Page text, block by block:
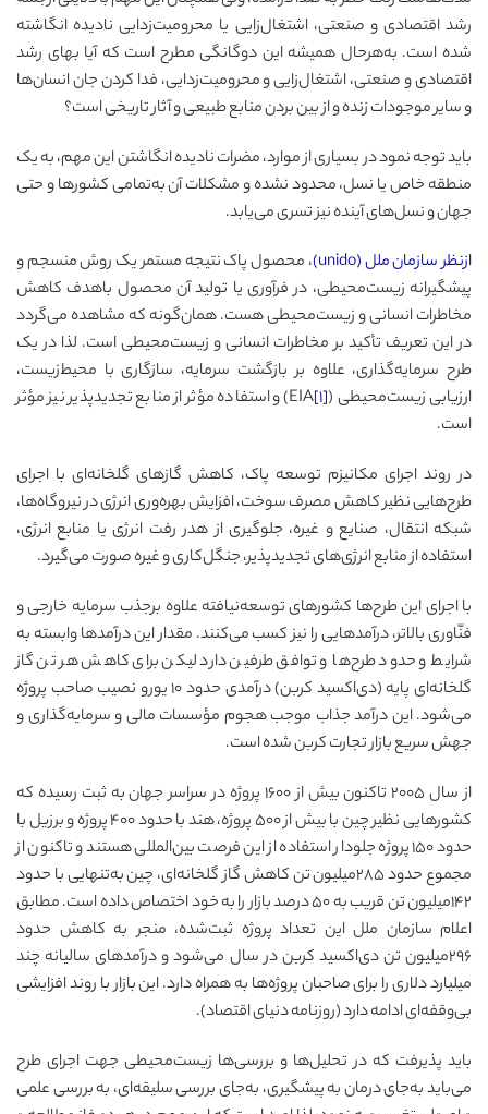
رشد اقتصادی و صنعتی، اشتغال‌زایی یا محرومیت‌زدایی نادیده انگاشته
شده است. به‌هرحال همیشه این دوگانگی مطرح است که آیا بهای رشد
اقتصادی و صنعتی، اشتغال‌زایی و محرومیت‌زدایی، فدا کردن جان انسان‌ها
و سایر موجودات زنده و از بین بردن منابع طبیعی و آثار تاریخی است؟
باید توجه نمود در بسیاری از موارد، مضرات نادیده انگاشتن این مهم، به یک
منطقه خاص یا نسل، محدود نشده و مشکلات آن به‌تمامی کشورها و حتی
جهان و نسل‌های آینده نیز تسری می‌یابد.
ازنظر سازمان ملل (unido)
، محصول پاک نتیجه مستمر یک روش منسجم و
پیشگیرانه زیست‌محیطی، در فرآوری یا تولید آن محصول باهدف کاهش
مخاطرات انسانی و زیست‌محیطی هست. همان‌گونه که مشاهده می‌گردد
در این تعریف تأکید بر مخاطرات انسانی و زیست‌محیطی است. لذا در یک
طرح سرمایه‌گذاری، علاوه بر بازگشت سرمایه، سازگاری با محیط‌زیست،
ارزیابی زیست‌محیطی (EIA[۱]
) و استفاده مؤثر از منابع تجدیدپذیر نیز مؤثر
است.
در روند اجرای مکانیزم توسعه پاک، کاهش گازهای گلخانه‌ای با اجرای
طرح‌هایی نظیر کاهش مصرف سوخت، افزایش بهره‌وری انرژی در نیروگاه‌ها،
شبکه انتقال، صنایع و غیره، جلوگیری از هدر رفت انرژی یا منابع انرژی،
استفاده از منابع انرژی‌های تجدیدپذیر، جنگل‌کاری و غیره صورت می‌گیرد.
با اجرای این طرح‌ها کشورهای توسعه‌نیافته علاوه برجذب سرمایه خارجی و
فنّاوری بالاتر، درآمدهایی را نیز کسب می‌کنند. مقدار این درآمدها وابسته به
شرایط و حدود طرح‌ها و توافق طرفین دارد لیکن برای کاهش هر تن گاز
گلخانه‌ای پایه (دی‌اکسید کربن) درآمدی حدود ۱۰ یورو نصیب صاحب پروژه
می‌شود. این درآمد جذاب موجب هجوم مؤسسات مالی و سرمایه‌گذاری و
جهش سریع بازار تجارت کربن شده است.
از سال ۲۰۰۵ تاکنون بیش از ۱۶۰۰ پروژه در سراسر جهان به ثبت رسیده که
کشورهایی نظیر چین با بیش از ۵۰۰ پروژه، هند با حدود ۴۰۰ پروژه و برزیل با
حدود ۱۵۰ پروژه جلودار استفاده از این فرصت بین‌المللی هستند و تاکنون از
مجموع حدود ۲۸۵‌میلیون تن کاهش گاز گلخانه‌ای، چین به‌تنهایی با حدود
۱۴۲‌میلیون تن قریب به ۵۰ درصد بازار را به خود اختصاص داده است. مطابق
اعلام سازمان ملل این تعداد پروژه ثبت‌شده، منجر به کاهش حدود
۲۹۶‌میلیون تن دی‌اکسید کربن در سال می‌شود و درآمدهای سالیانه چند
میلیارد دلاری را برای صاحبان پروژه‌ها به همراه دارد. این بازار با روند افزایشی
بی‌وقفه‌ای ادامه دارد (روزنامه دنیای اقتصاد).
باید پذیرفت که در تحلیل‌ها و بررسی‌ها زیست‌محیطی جهت اجرای طرح
می‌باید به‌جای درمان به پیشگیری، به‌جای بررسی سلیقه‌ای، به بررسی علمی